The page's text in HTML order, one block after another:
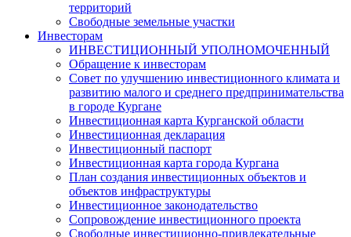
территорий
Свободные земельные участки
Инвесторам
ИНВЕСТИЦИОННЫЙ УПОЛНОМОЧЕННЫЙ
Обращение к инвесторам
Совет по улучшению инвестиционного климата и
развитию малого и среднего предпринимательства
в городе Кургане
Инвестиционная карта Курганской области
Инвестиционная декларация
Инвестиционный паспорт
Инвестиционная карта города Кургана
План создания инвестиционных объектов и
объектов инфраструктуры
Инвестиционное законодательство
Сопровождение инвестиционного проекта
Свободные инвестиционно-привлекательные